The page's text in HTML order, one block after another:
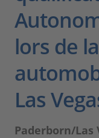
Société
Carrières
lors de
Las
Paderborn/Las